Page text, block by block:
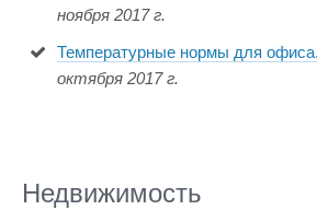
ноября 2017 г.
Температурные нормы для
октября 2017 г.
Недвижимость